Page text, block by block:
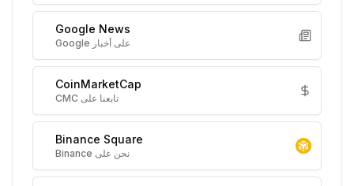
Google News
على أخبار Google
CoinMarketCap
تابعنا على CMC
Binance Square
نحن على Binance